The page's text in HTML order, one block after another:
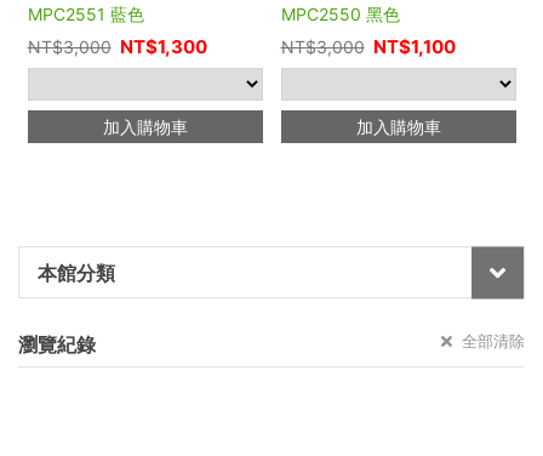
本館分類
瀏覽紀錄 全部清除
MPC2551 藍色
NT$3,000 NT$1,300
加入購物車
MPC2550 黑色
NT$3,000 NT$1,100
加入購物車